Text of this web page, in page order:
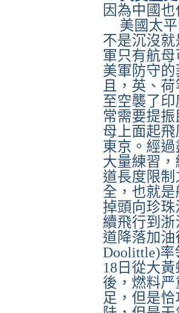
因為中國
美國太
不是沉沒
軍只有航
美軍防守
且，英、
至空襲了
常需要提
母上面起
東京。經
大量練習
道長度限
全，也就
掉頭向珍
續飛行到
道降落加
Doolittle)率
18 日從大
後，燃料
足，但是